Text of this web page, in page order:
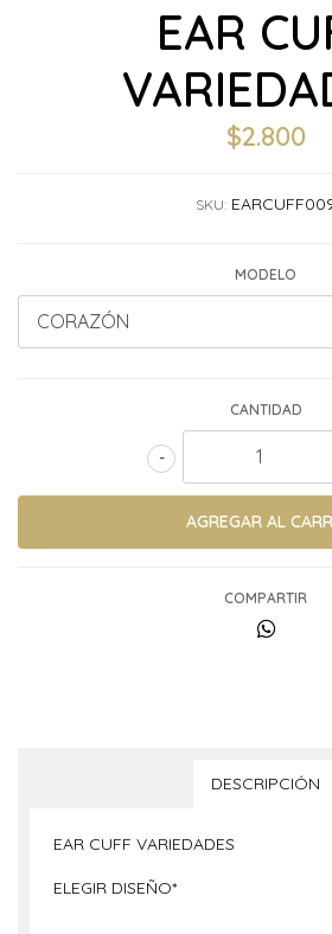
EAR
$2.800
SKU:
MODELO
CANTIDAD
-
COMPARTIR
DESCRIPCIÓN
EAR CUFF VARIEDADES
ELEGIR DISEÑO*